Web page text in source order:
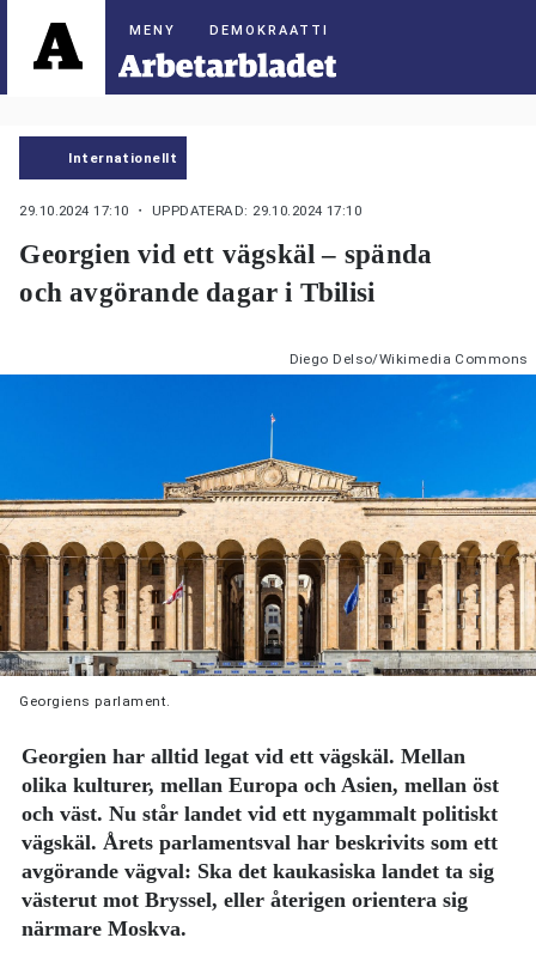
DEMOKRAATTI
Internationellt
29.10.2024 17:10 ・ UPPDATERAD: 29.10.2024 17:10
Georgien vid ett vägskäl – spända
och avgörande dagar i Tbilisi
Diego Delso/Wikimedia Commons
Georgiens parlament.
Georgien har alltid legat vid ett vägskäl. Mellan
olika kulturer, mellan Europa och Asien, mellan öst
och väst. Nu står landet vid ett nygammalt politiskt
vägskäl. Årets parlamentsval har beskrivits som ett
avgörande vägval: Ska det kaukasiska landet ta sig
västerut mot Bryssel, eller återigen orientera sig
närmare Moskva.